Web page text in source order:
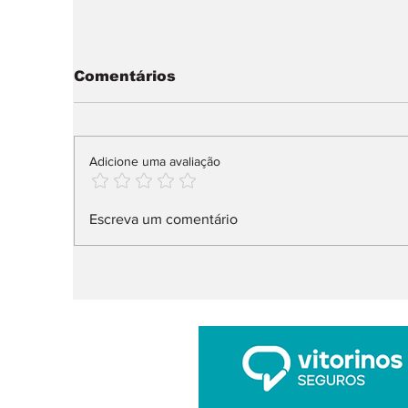
Mobilidade elétrica:
risco travam compra
Comentários
Adicione uma avaliação
Escreva um comentário